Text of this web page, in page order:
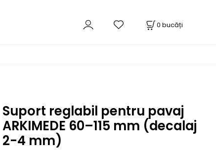
0 bucăți
Suport reglabil pentru pavaj
ARKIMEDE 60–115 mm (decalaj
2-4 mm)